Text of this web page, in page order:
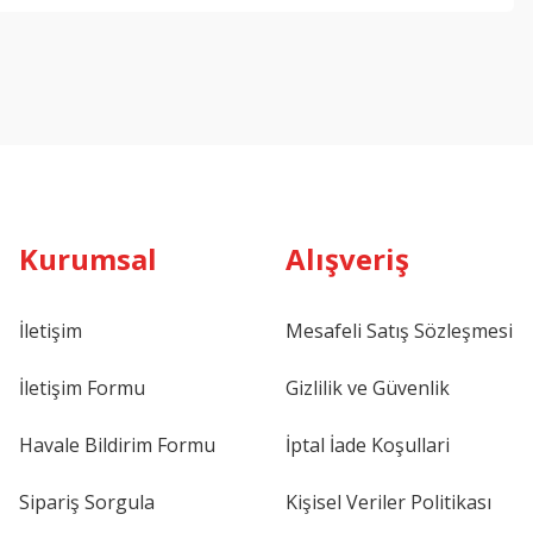
Kurumsal
İletişim
İletişim Formu
Havale Bildirim Formu
Sipariş Sorgula
Alışveriş
Mesafeli Satış Sözleşmesi
Gizlilik ve Güvenlik
İptal İade Koşullari
Kişisel Veriler Politikası